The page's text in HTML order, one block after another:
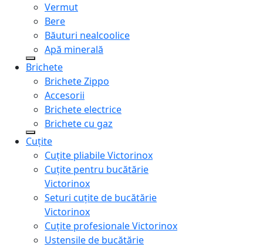
Vermut
Bere
Băuturi nealcoolice
Apă minerală
Brichete
Brichete Zippo
Accesorii
Brichete electrice
Brichete cu gaz
Cuțite
Cuțite pliabile Victorinox
Cuțite pentru bucătărie
Victorinox
Seturi cuțite de bucătărie
Victorinox
Cuțite profesionale Victorinox
Ustensile de bucătărie